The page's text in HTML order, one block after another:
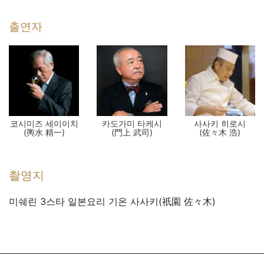
출연자
코시미즈 세이이치
(輿水 精一)
카도가미 타케시
(門上 武司)
사사키 히로시
(佐々木 浩)
촬영지
미쉐린 3스타 일본요리 기온 사사키(祇園 佐々木)